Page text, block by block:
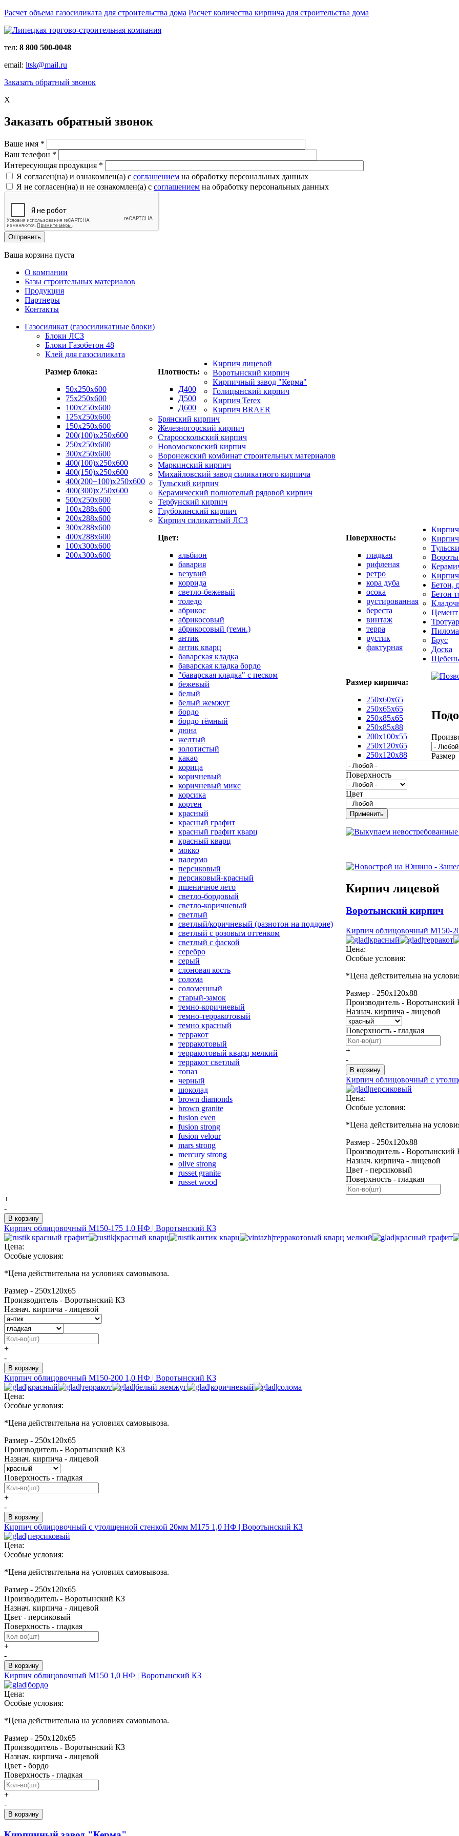
Расчет объема газосиликата для строительства дома Расчет количества кирпича для строительства дома
тел: 8 800 500-0048
email: ltsk@mail.ru
Заказать обратный звонок
X
Заказать обратный звонок
Ваше имя *
Ваш телефон *
Интересующая продукция *
Я согласен(на) и ознакомлен(a) с соглашением на обработку персональных данных
Я не согласен(на) и не ознакомлен(a) с соглашением на обработку персональных данных
Ваша корзина пуста
О компании
Базы строительных материалов
Продукция
Партнеры
Контакты
Газосиликат (газосиликатные блоки)
Блоки ЛСЗ
Блоки Газобетон 48
Клей для газосиликата
Размер блока:
50х250х600
75x250x600
100x250x600
125x250x600
150x250x600
200(100)x250x600
250x250x600
300x250x600
400(100)x250x600
400(150)x250x600
400(200+100)x250x600
400(300)x250x600
500x250x600
100x288x600
200x288x600
300x288x600
400x288x600
100х300х600
200х300х600
Плотность:
Д400
Д500
Д600
Кирпич лицевой
Воротынский кирпич
Кирпичный завод "Керма"
Голицынский кирпич
Кирпич Terex
Кирпич BRAER
Брянский кирпич
Железногорский кирпич
Старооскольский кирпич
Новомосковский кирпич
Воронежский комбинат строительных материалов
Маркинский кирпич
Михайловский завод силикатного кирпича
Тульский кирпич
Керамический полнотелый рядовой кирпич
Тербунский кирпич
Глубокинский кирпич
Кирпич силикатный ЛСЗ
Цвет:
альбион
бавария
везувий
коррида
светло-бежевый
толедо
абрикос
абрикосовый
абрикосовый (темн.)
антик
антик кварц
баварская кладка
баварская кладка бордо
"баварская кладка" с песком
бежевый
белый
белый жемжуг
бордо
бордо тёмный
дюна
желтый
золотистый
какао
корица
коричневый
коричневый микс
корсика
кортен
красный
красный графит
красный графит кварц
красный кварц
мокко
палермо
персиковый
персиковый-красный
пшеничное лето
светло-бордовый
светло-коричневый
светлый
светлый/коричневый (разнотон на поддоне)
светлый с розовым оттенком
светлый с фаской
серебро
серый
слоновая кость
солома
соломенный
старый-замок
темно-коричневый
темно-терракотовый
темно красный
терракот
терракотовый
терракотовый кварц мелкий
терракот светлый
топаз
черный
шоколад
brown diamonds
brown granite
fusion even
fusion strong
fusion velour
mars strong
mercury strong
olive strong
russet granite
russet wood
Поверхность:
гладкая
рифленая
ретро
кора дуба
осока
рустированная
береста
винтаж
терра
рустик
фактурная
Размер кирпича:
250х60х65
250х65х65
250х85х65
250х85х88
200х100х55
250х120х65
250х120х88
Бетон,
Бетон
Цемент
Брус
Доска
Размер
Поверхность
Цвет
Кирпич лицевой
Воротынский кирпич
Кирпич облицовочный М150-
Цена:
Особые условия:
*Цена действительна на
Размер - 250х120х88
Производитель - Воротынский
Назнач. кирпича - лицевой
Поверхность - гладкая
+
-
Кирпич облицовочный с
Цена:
Особые условия:
*Цена действительна на
Размер - 250х120х88
Производитель - Воротынский
Назнач. кирпича - лицевой
Цвет - персиковый
Поверхность - гладкая
+
-
Кирпич облицовочный М150-175 1,0 НФ | Воротынский КЗ
Цена:
Особые условия:
*Цена действительна на условиях самовывоза.
Размер - 250х120х65
Производитель - Воротынский КЗ
Назнач. кирпича - лицевой
+
-
Кирпич облицовочный М150-200 1,0 НФ | Воротынский КЗ
Цена:
Особые условия:
*Цена действительна на условиях самовывоза.
Размер - 250х120х65
Производитель - Воротынский КЗ
Назнач. кирпича - лицевой
Поверхность - гладкая
+
-
Кирпич облицовочный с утолщенной стенкой 20мм М175 1,0 НФ | Воротынский КЗ
Цена:
Особые условия:
*Цена действительна на условиях самовывоза.
Размер - 250х120х65
Производитель - Воротынский КЗ
Назнач. кирпича - лицевой
Цвет - персиковый
Поверхность - гладкая
+
-
Кирпич облицовочный М150 1,0 НФ | Воротынский КЗ
Цена:
Особые условия:
*Цена действительна на условиях самовывоза.
Размер - 250х120х65
Производитель - Воротынский КЗ
Назнач. кирпича - лицевой
Цвет - бордо
Поверхность - гладкая
+
-